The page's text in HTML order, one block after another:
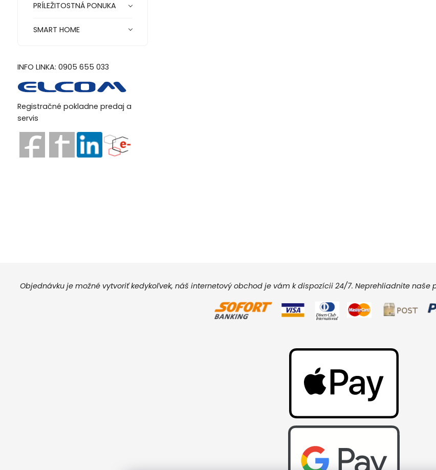
PRÍLEŽITOSTNÁ PONUKA
SMART HOME
INFO LINKA: 0905 655 033
Registračné pokladne predaj a
servis
Objednávku je možné vytvoriť kedykoľvek, náš internetový obchod je vám k dispozícii 24/7. Neprehliadnite